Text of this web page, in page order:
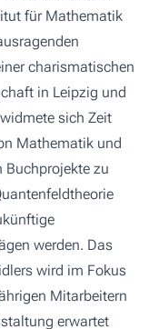
für Mathematik
charismatischen
in Leipzig und
sich Zeit
Mathematik und
Buchprojekte zu
werden. Das
wird im Fokus
Mitarbeitern
erwartet